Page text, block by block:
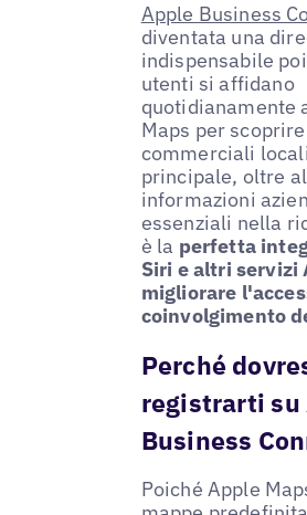
Apple Business
diventata una
indispensabile
utenti si affidano
quotidianamente
Maps per
commerciali
principale, oltre
informazioni
essenziali nella
è la perfetta
Siri e altri servizi
migliorare
coinvolgimento
Perché
registrarti su
Business
Poiché Apple